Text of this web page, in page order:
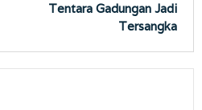
Tentara Gadungan Jadi
Tersangka